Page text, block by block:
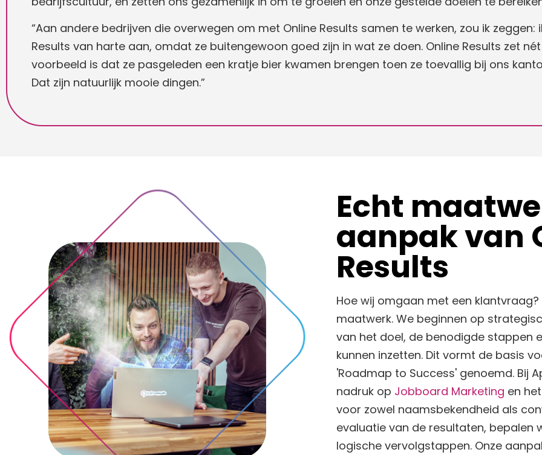
“Aan andere bedrijven die overwegen om met Online Results samen te werken, zou ik zeggen:
Results van harte aan, omdat ze buitengewoon goed zijn in wat ze doen. Online Results zet
voorbeeld is dat ze pasgeleden een kratje bier kwamen brengen toen ze toevallig bij ons
Dat zijn natuurlijk mooie dingen.”
Echt
aanpak van
Results
Hoe wij omgaan met een
maatwerk. We beginnen op
van het doel, de benodigde stappen
kunnen inzetten. Dit vormt de basis
'Roadmap to Success' genoemd. Bij
nadruk op Jobboard Marketing en
voor zowel naamsbekendheid als
evaluatie van de resultaten, bepalen
logische vervolgstappen. Onze